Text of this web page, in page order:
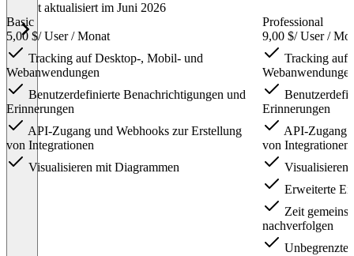
Zuletzt aktualisiert im Juni 2026
Basic
5,00 $/ User / Monat
Tracking auf Desktop-, Mobil- und
Webanwendungen
Benutzerdefinierte Benachrichtigungen und
Erinnerungen
API-Zugang und Webhooks zur Erstellung
von Integrationen
Visualisieren mit Diagrammen
Professional
9,00 $/ User /
Tracking auf
Erinnerungen
API-Zugang
von Integrationen
Visualisieren
Erweiterte
Zeit
nachverfolgen
Unbegrenzte